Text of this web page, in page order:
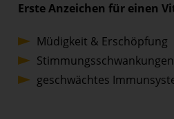
Erste Anzeichen für einen
Müdigkeit & Erschöpfung
Stimmungsschwankungen
geschwächtes